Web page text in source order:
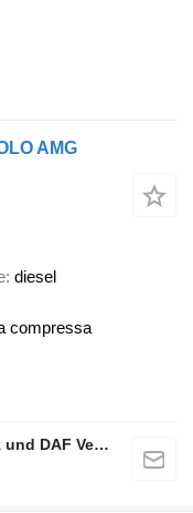
AMG
diesel
compressa
Riess GmbH & Co. KG Mercedes-Benz und DAF Vertragspartner